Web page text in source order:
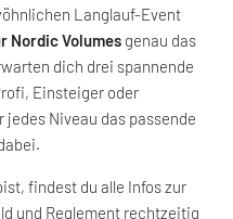
Langlauf-Event
Nordic Volumes genau das
dich drei spannende
Einsteiger oder
Niveau das passende
findest du alle Infos zur
und Reglement rechtzeitig